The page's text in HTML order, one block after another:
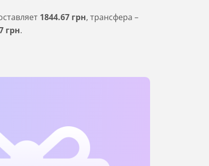
1844.67 грн, трансфера –
грн.